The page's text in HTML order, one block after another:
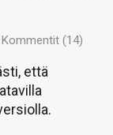
Kommentit (14)
että